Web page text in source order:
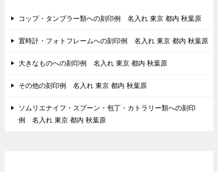
コップ・タンブラー類への刻印例 名入れ 東京 都内 秋葉原
置時計・フォトフレームへの刻印例 名入れ 東京 都内 秋葉原
大きなものへの刻印例 名入れ 東京 都内 秋葉原
その他の刻印例 名入れ 東京 都内 秋葉原
ソムリエナイフ・スプーン・包丁・カトラリー類への刻印
例 名入れ 東京 都内 秋葉原